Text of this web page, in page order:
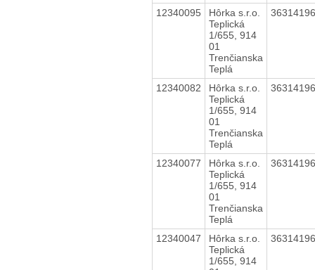
12340095
Hôrka s.r.o.
Teplická
1/655, 914
01
Trenčianska
Teplá
12340082
Hôrka s.r.o.
Teplická
1/655, 914
01
Trenčianska
Teplá
12340077
Hôrka s.r.o.
Teplická
1/655, 914
01
Trenčianska
Teplá
12340047
Hôrka s.r.o.
Teplická
1/655, 914